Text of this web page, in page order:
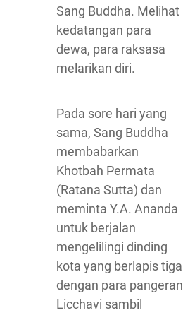
Sang Buddha. Melihat
kedatangan para
dewa, para raksasa
melarikan diri.
Pada sore hari yang
sama, Sang Buddha
membabarkan
Khotbah Permata
(Ratana Sutta) dan
meminta Y.A. Ananda
untuk berjalan
mengelilingi dinding
kota yang berlapis tiga
dengan para pangeran
Licchavi sambil